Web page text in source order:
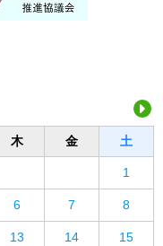
木 金 土
1
6 7 8
13 14 15